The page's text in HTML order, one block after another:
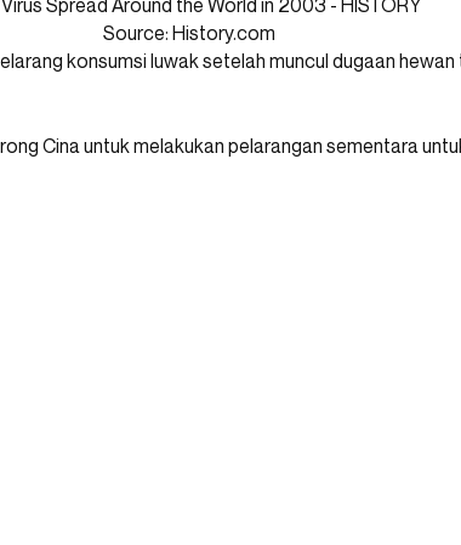
Source: History.com
konsumsi luwak setelah muncul dugaan
Cina untuk melakukan pelarangan sementara